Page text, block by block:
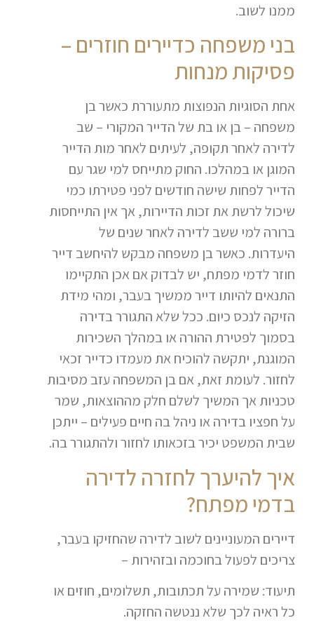
ממנו לשוב.
בני משפחה כדיירים חוזרים –
פסיקות מנחות
אחת הסוגיות הנפוצות מתעוררת כאשר בן
משפחה – בן או בת של הדייר המקורי – שב
לדירה לאחר תקופה, לעיתים לאחר מות הדייר
המוגן או במהלכו. החוק מתייחס למי שגר עם
הדייר לפחות שישה חודשים לפני פטירתו כמי
שיכול לרשת את זכות הדיירות, אך אין התייחסות
ברורה למי ששב לדירה לאחר שנים של
היעדרות. כאשר בן משפחה מבקש להיחשב דייר
חוזר לדמי מפתח, יש לבדוק אם אכן התקיימו
התנאים להיותו דייר ממשיך בעבר, ומהי מידת
הזיקה לנכס כיום. ככל שלא התגורר בדירה
בסמוך לפטירת ההורה או במהלך השכירות
המוגנת, יתקשה להוכיח את מעמדו כדייר זכאי
לחזור. לעומת זאת, אם בן המשפחה עזב מסיבות
טכניות אך המשיך לשלם חלק מההוצאות, שמר
על חפציו בדירה או ניהל בה חיים פעילים – ייתכן
שבית המשפט יכיר בזכאותו לחזור ולהתגורר בה.
איך להיערך לחזרה לדירה
בדמי מפתח?
דיירים המעוניינים לשוב לדירה שהחזיקו בעבר,
צריכים לפעול בחוכמה ובזהירות –
תיעוד: שמירה על תכתובות, תשלומים, חוזים או
כל ראיה לכך שלא ננטשה החזקה.